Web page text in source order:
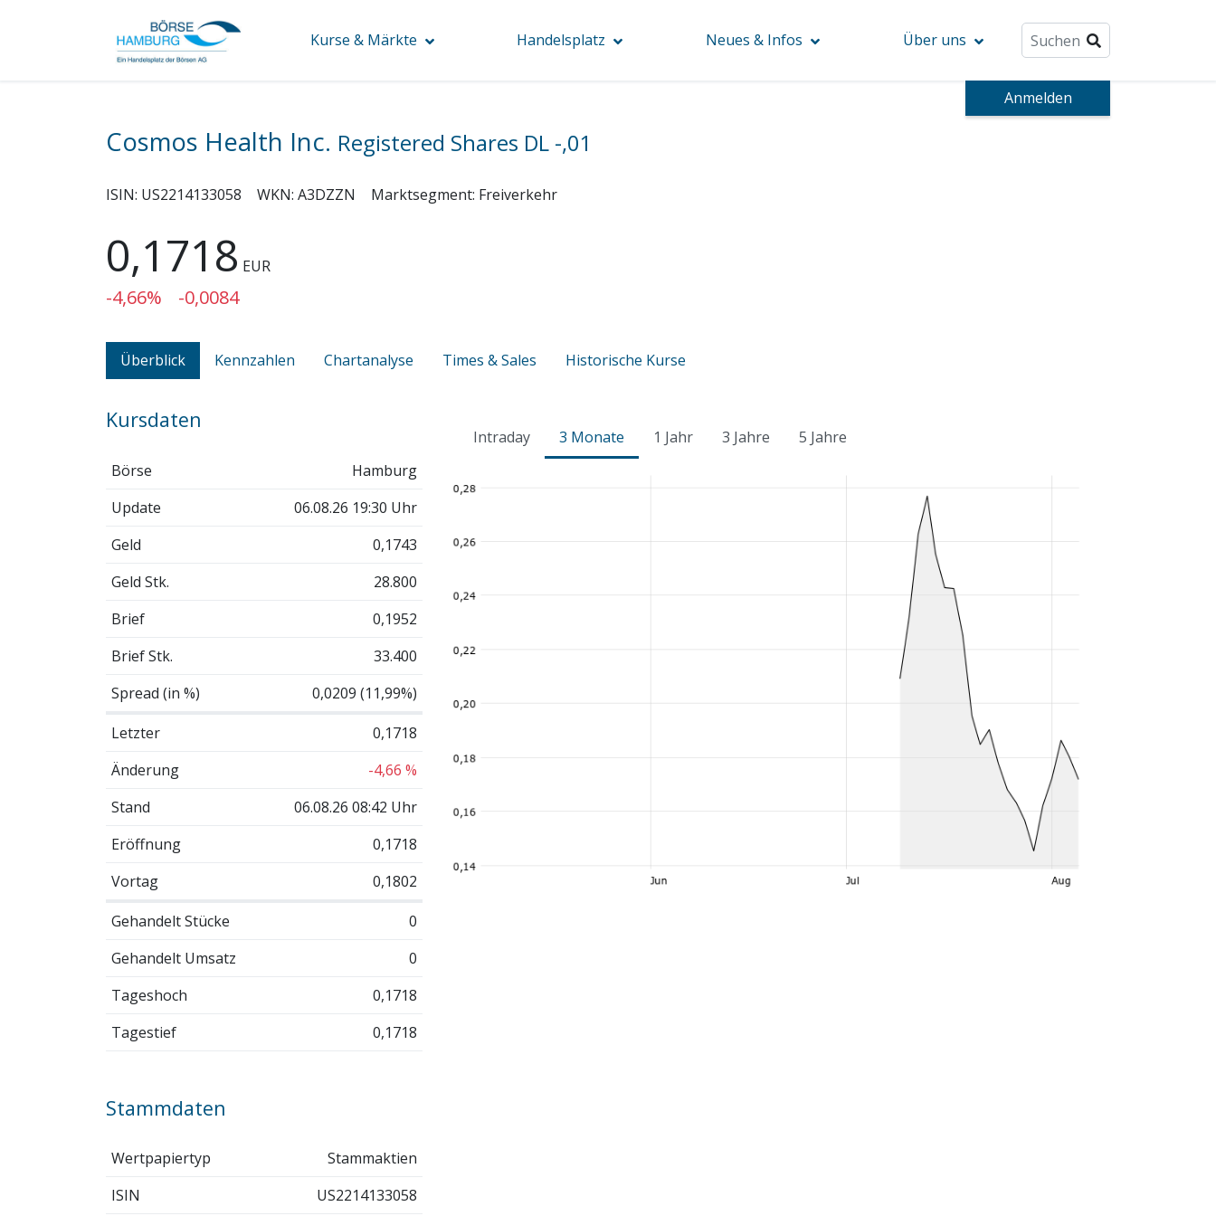
Kurse & Märkte Handelsplatz Neues & Infos Über uns
Anmelden
Cosmos Health Inc. Registered Shares DL -,01
ISIN: US2214133058 WKN: A3DZZN Marktsegment: Freiverkehr
0,1718 EUR
-4,66% -0,0084
Überblick Kennzahlen Chartanalyse Times & Sales Historische Kurse
Kursdaten
Börse
Hamburg
Update
06.08.26 19:30 Uhr
Geld
0,1743
Geld Stk.
28.800
Brief
0,1952
Brief Stk.
33.400
Spread (in %)
0,0209 (11,99%)
Letzter
0,1718
Änderung
-4,66 %
Stand
06.08.26 08:42 Uhr
Eröffnung
0,1718
Vortag
0,1802
Gehandelt Stücke
0
Gehandelt Umsatz
0
Tageshoch
0,1718
Tagestief
0,1718
Stammdaten
Wertpapiertyp
Stammaktien
ISIN
US2214133058
Intraday 3 Monate 1 Jahr 3 Jahre 5 Jahre